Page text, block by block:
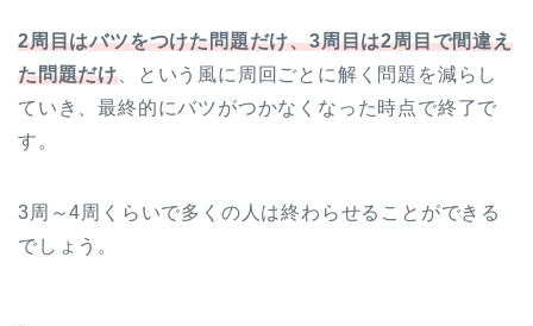
2周目はバツをつけた問題だけ、3周目は2周目で間違え
た問題だけ 、という風に周回ごとに解く問題を減らし
ていき、最終的にバツがつかなくなった時点で終了で
す。
3周～4周くらいで多くの人は終わらせることができる
でしょう。